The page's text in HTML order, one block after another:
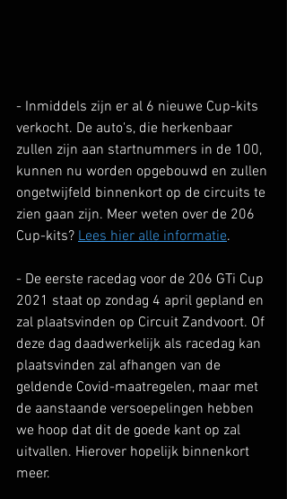
- Inmiddels zijn er al 6 nieuwe Cup-kits
verkocht. De auto's, die herkenbaar
zullen zijn aan startnummers in de 100,
kunnen nu worden opgebouwd en zullen
ongetwijfeld binnenkort op de circuits te
zien gaan zijn. Meer weten over de 206
Cup-kits? Lees hier alle informatie.
- De eerste racedag voor de 206 GTi Cup
2021 staat op zondag 4 april gepland en
zal plaatsvinden op Circuit Zandvoort. Of
deze dag daadwerkelijk als racedag kan
plaatsvinden zal afhangen van de
geldende Covid-maatregelen, maar met
de aanstaande versoepelingen hebben
we hoop dat dit de goede kant op zal
uitvallen. Hierover hopelijk binnenkort
meer.